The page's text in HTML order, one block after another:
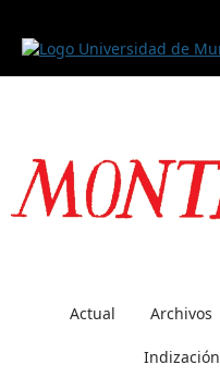
Actual Archivos
Indización